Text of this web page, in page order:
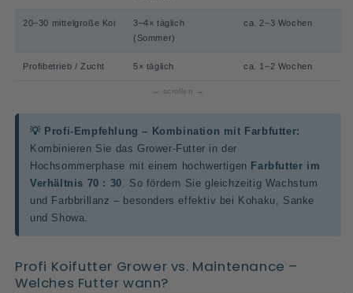
20–30 mittelgroße Koi
3–4× täglich
(Sommer)
ca. 2–3 Wochen
Profibetrieb / Zucht 5× täglich ca. 1–2 Wochen
💡 Profi-Empfehlung – Kombination mit Farbfutter:
Kombinieren Sie das Grower-Futter in der
Hochsommerphase mit einem hochwertigen Farbfutter im
Verhältnis 70 : 30. So fördern Sie gleichzeitig Wachstum
und Farbbrillanz – besonders effektiv bei Kohaku, Sanke
und Showa.
Profi Koifutter Grower vs. Maintenance –
Welches Futter wann?